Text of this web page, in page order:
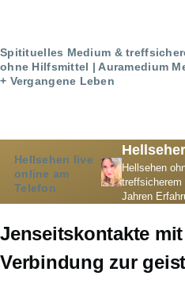
Spitituelles Medium &
ohne Hilfsmittel | Auramedium
+ Vergangene Leben
Hellsehen live
online am
Telefon
Hellsehen
treffsicherem
Jahren
Jenseitskontakte
Verbindung zur